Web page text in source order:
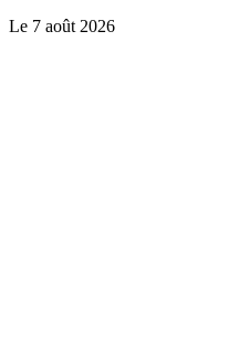
Le 7 août 2026